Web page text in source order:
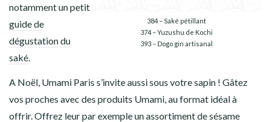
384 – Saké pétillant
374 – Yuzushu de Kochi
393 – Dogo gin artisanal
notamment un petit
guide de
dégustation du
saké.
A Noël, Umami Paris s’invite aussi sous votre sapin ! Gâtez
vos proches avec des produits Umami, au format idéal à
offrir. Offrez leur par exemple un assortiment desésame